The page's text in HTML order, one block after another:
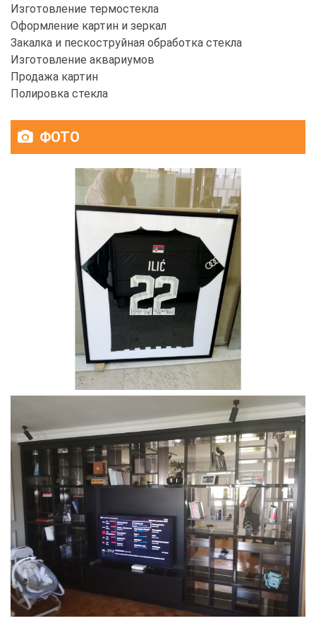
Изготовление термостекла
Оформление картин и зеркал
Закалка и пескоструйная обработка стекла
Изготовление аквариумов
Продажа картин
Полировка стекла
ФОТО